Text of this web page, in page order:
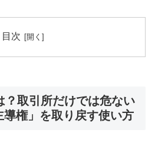
目次
取引所だけでは危ない
権」を取り戻す使い方